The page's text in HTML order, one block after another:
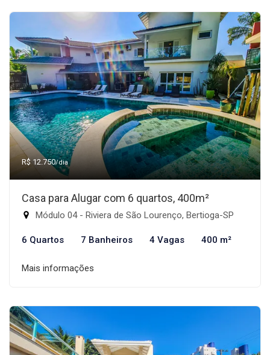
R$ 12.750/dia
Casa para Alugar com 6 quartos, 400m²
Módulo 04 - Riviera de São Lourenço, Bertioga-SP
6 Quartos 7 Banheiros 4 Vagas 400 m²
Mais informações